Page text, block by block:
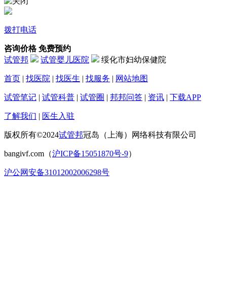
拨打电话
咨询价格 免费预约
试管邦
试管婴儿医院 绥化市妇幼保健院
首页 | 找医院 | 找医生 | 找服务 | 网站地图
试管笔记 | 试管科普 | 试管圈 | 邦邦问答 | 资讯 | 下载APP
了解我们 | 医生入驻
版权所有©2024试管邦冠岛（上海）网络科技有限公司
bangivf.com（沪ICP备15051870号-9）
沪公网安备31012002006298号